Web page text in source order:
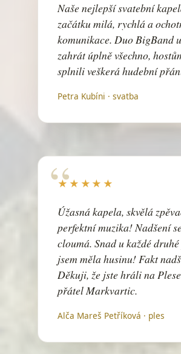
Eldorado
Waldemar Matuška
Eternal Flame
The Bangles
Eye of the Tiger
Voskovec a Werich
Fix You
Fly Me to the Moon
Frank Sinatra
Franky Dlouhán
František
Generál Laudon
Naše nejlepší svatební
začátku milá, rychlá a
komunikace. Duo BigBand
zahrát úplně všechno,
splnili veškerá hudební
Petra Kubíni · svatba
★★★★★
Úžasná kapela, skvělá
perfektní muzika! Nadšení
cloumá. Snad u každé
jsem měla husinu! Fakt
Děkuji, že jste hráli na
přátel Markvartic.
Alča Mareš Petříková · ples